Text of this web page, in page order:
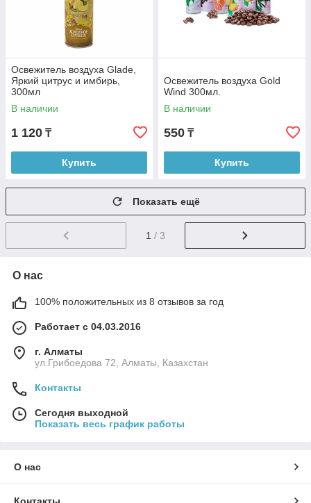
Освежитель воздуха Glade,
Яркий цитрус и имбирь,
300мл
В наличии
1 120 ₸
Купить
Освежитель воздуха Gold
Wind 300мл.
В наличии
550 ₸
Купить
Показать ещё
1 / 3
О нас
100% положительных из 8 отзывов за год
Работает с 04.03.2016
г. Алматы
ул.Грибоедова 72, Алматы, Казахстан
Контакты
Сегодня выходной
Показать весь график работы
О нас